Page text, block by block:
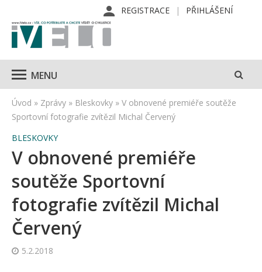
REGISTRACE PŘIHLÁŠENÍ
MENU
Úvod » Zprávy » Bleskovky » V obnovené premiéře soutěže
Sportovní fotografie zvítězil Michal Červený
BLESKOVKY
V obnovené premiéře
soutěže Sportovní
fotografie zvítězil Michal
Červený
5.2.2018